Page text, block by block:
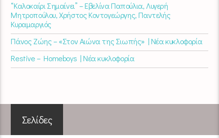
“Καλοκαίρι Σημαίνει” – Εβελίνα Παπούλια, Λυγερή
Μητροπούλου, Χρήστος Κοντογεώργης, Παντελής
Κυραμαργιός
Πάνος Ζώης – «Στον Αιώνα της Σιωπής» | Νέα κυκλοφορία
Restive – Homeboys | Νέα κυκλοφορία
Σελίδες